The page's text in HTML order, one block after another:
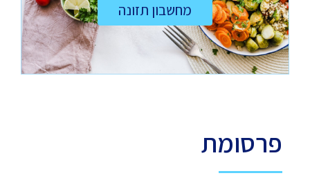
מחשבון תזונה
פרסומת